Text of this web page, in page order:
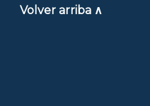
Volver arriba ∧